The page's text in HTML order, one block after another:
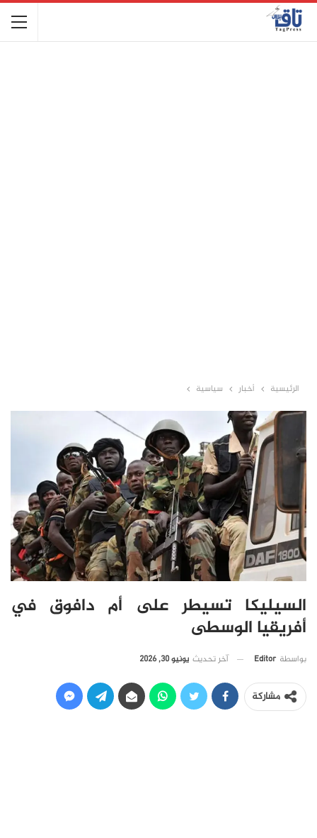
الرئيسية أخبار سياسية
السيليكا تسيطر على أم دافوق في
أفريقيا الوسطى
بواسطة Editor آخر تحديث يونيو 30, 2026
مشاركة